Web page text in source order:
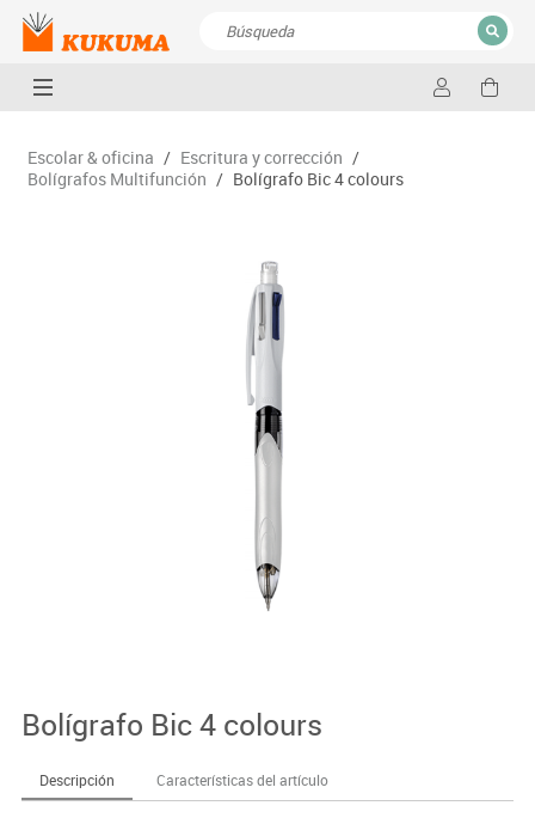
CERRAR
Escolar & oficina / Escritura y corrección /
Bolígrafos Multifunción / Bolígrafo Bic 4 colours
Bolígrafo Bic 4 colours
Descripción Características del artículo